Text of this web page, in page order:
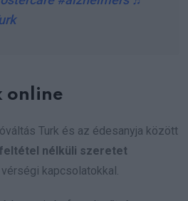
online
Turk és az édesanyja között
nélküli szeretet
kapcsolatokkal.